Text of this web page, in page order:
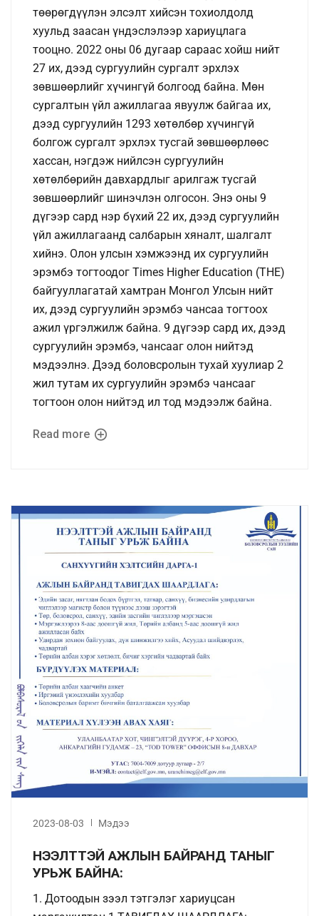
төөрөгдүүлэн элсэлт хийсэн тохиолдолд
хуульд заасан үндэслэлээр хариуцлага
тооцно. 2022 оны 06 дугаар сараас хойш нийт
27 их, дээд сургуулийн сургалт эрхлэх
зөвшөөрлийг хүчингүй болгоод байна. Мөн
сургалтын үйл ажиллагаа явуулж байгаа их,
дээд сургуулийн 1293 хөтөлбөр хүчингүй
болгож сургалт эрхлэх тусгай зөвшөөрлөөс
хассан, нэгдэж нийлсэн сургуулийн
хөтөлбөрийн давхардлыг арилгаж тусгай
зөвшөөрлийг шинэчлэн олгосон. Энэ оны 9
дүгээр сард нэр бүхий 22 их, дээд сургуулийн
үйл ажиллагаанд салбарын хяналт, шалгалт
хийнэ. Олон улсын хэмжээнд их сургуулийн
эрэмбэ тогтоодог Times Higher Education (THE)
байгууллагатай хамтран Монгол Улсын нийт
их, дээд сургуулийн эрэмбэ чансаа тогтоох
ажил үргэлжилж байна. 9 дүгээр сард их, дээд
сургуулийн эрэмбэ, чансааг олон нийтэд
мэдээлнэ. Дээд боловсролын тухай хуулиар 2
жил тутам их сургуулийн эрэмбэ чансааг
тогтоон олон нийтэд ил тод мэдээлж байна.
Read more
2023-08-03 Мэдээ
НЭЭЛТТЭЙ АЖЛЫН БАЙРАНД ТАНЫГ
УРЬЖ БАЙНА:
1. Дотоодын зээл тэтгэлэг хариуцсан